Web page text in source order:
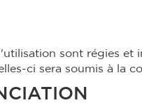
sont régies
ci sera soumis à la